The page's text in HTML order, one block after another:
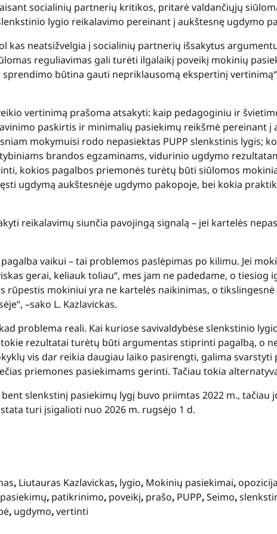
socialinių partnerių kritikos, pritarė valdančiųjų
lygio reikalavimo pereinant į aukštesnę ugdymo
kas neatsižvelgia į socialinių partnerių išsakytus
reguliavimas gali turėti ilgalaikį poveikį mokinių
būtina gauti nepriklausomą ekspertinį
vertinimą prašoma atsakyti: kaip pedagoginiu ir
paskirtis ir minimalių pasiekimų reikšmė pereinant į
mokymuisi rodo nepasiektas PUPP slenkstinis lygis;
brandos egzaminams, vidurinio ugdymo
kokios pagalbos priemonės turėtų būti siūlomos
ugdymą aukštesnėje ugdymo pakopoje, bei kokia
reikalavimų siunčia pavojingą signalą – jei kartelės
vaikui – tai problemos paslėpimas po kilimu. Jei
gerai, keliauk toliau“, mes jam ne padedame, o tiesiog
rūpestis mokiniui yra ne kartelės naikinimas, o tikslingesnė
–sako L. Kazlavickas.
problema reali. Kai kuriose savivaldybėse slenkstinio
rezultatai turėtų būti argumentas stiprinti pagalbą, o
vis dar reikia daugiau laiko pasirengti, galima
priemones pasiekimams gerinti. Tačiau tokia
slenkstinį pasiekimų lygį buvo priimtas 2022 m., tačiau
turi įsigalioti nuo 2026 m. rugsėjo 1 d.
, Liutauras Kazlavickas, lygio, Mokinių pasiekimai, opozicija
pasiekimų, patikrinimo, poveikį, prašo, PUPP,Seimo,
, ugdymo,vertinti